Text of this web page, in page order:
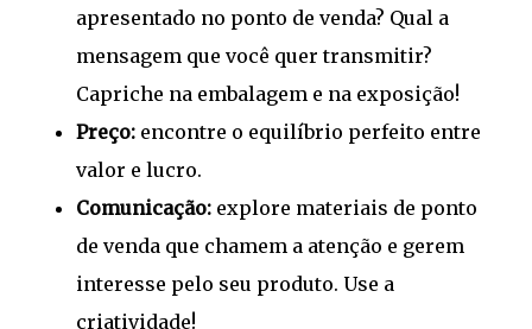
apresentado no ponto de venda? Qual a
mensagem que você quer transmitir?
Capriche na embalagem e na exposição!
Preço: encontre o equilíbrio perfeito entre
valor e lucro.
Comunicação: explore materiais de ponto
de venda que chamem a atenção e gerem
interesse pelo seu produto. Use a
criatividade!